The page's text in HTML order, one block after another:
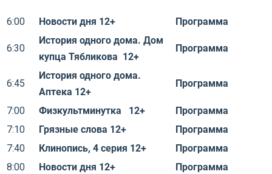
6:00 Новости дня 12+ Программа
6:30
История одного дома. Дом
купца Тябликова 12+
Программа
6:45
История одного дома.
Аптека 12+
Программа
7:00 Физкультминутка 12+
Программа
7:10
Грязные слова 12+
Программа
7:40
Клинопись, 4 серия 12+
Программа
8:00
Новости дня 12+ Программа